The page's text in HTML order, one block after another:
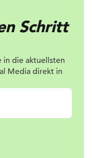
Schritt
in die aktuellsten
Media direkt in